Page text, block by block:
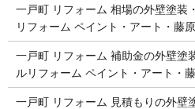
一戸町 リフォーム 相場の外壁塗装
リフォーム ペイント・アート・藤原
一戸町 リフォーム 補助金の外壁塗
ルリフォーム ペイント・アート・
一戸町 リフォーム 見積もりの外壁